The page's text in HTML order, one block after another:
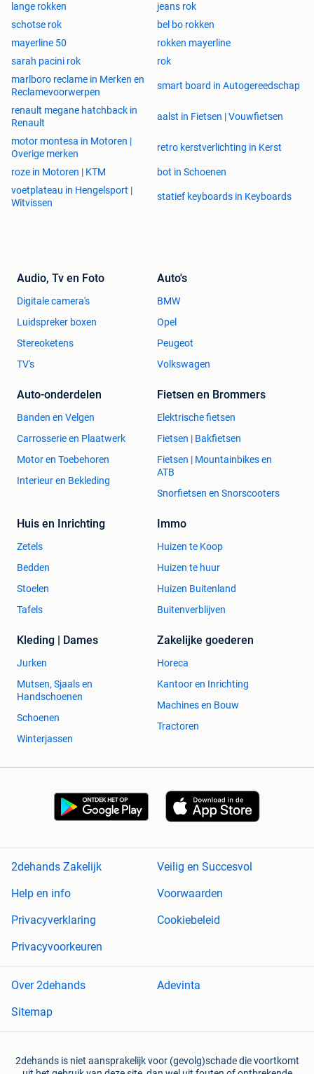
lange rokken
jeans rok
schotse rok
bel bo rokken
mayerline 50
rokken mayerline
sarah pacini rok
rok
marlboro reclame in Merken en
Reclamevoorwerpen
smart board in Autogereedschap
renault megane hatchback in
Renault
aalst in Fietsen | Vouwfietsen
motor montesa in Motoren |
Overige merken
retro kerstverlichting in Kerst
roze in Motoren | KTM
bot in Schoenen
voetplateau in Hengelsport |
Witvissen
statief keyboards in Keyboards
Audio, Tv en Foto
Digitale camera's
Luidspreker boxen
Stereoketens
TV's
Auto's
BMW
Opel
Peugeot
Volkswagen
Auto-onderdelen
Banden en Velgen
Carrosserie en Plaatwerk
Motor en Toebehoren
Interieur en Bekleding
Fietsen en Brommers
Elektrische fietsen
Fietsen | Bakfietsen
Fietsen | Mountainbikes en
ATB
Snorfietsen en Snorscooters
Huis en Inrichting
Zetels
Bedden
Stoelen
Tafels
Immo
Huizen te Koop
Huizen te huur
Huizen Buitenland
Buitenverblijven
Kleding | Dames
Jurken
Mutsen, Sjaals en
Handschoenen
Schoenen
Winterjassen
Zakelijke goederen
Horeca
Kantoor en Inrichting
Machines en Bouw
Tractoren
2dehands Zakelijk
Veilig en Succesvol
Help en info
Voorwaarden
Privacyverklaring
Cookiebeleid
Privacyvoorkeuren
Over 2dehands
Adevinta
Sitemap
2dehands is niet aansprakelijk voor (gevolg)schade die voortkomt